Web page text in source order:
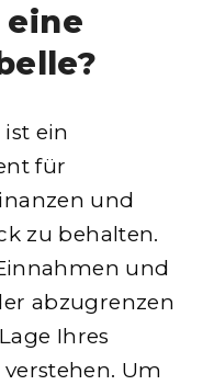
ein
für
und
zu behalten.
und
abzugrenzen
Ihres
Um